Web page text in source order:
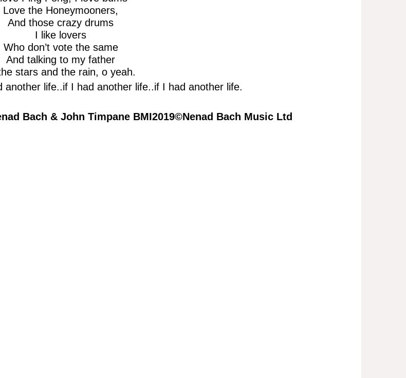
Love the Honeymooners,
And those crazy drums
I like lovers
Who don’t vote the same
And talking to my father
stars and the rain, o yeah.
another life..if I had another life..if I had another life.
Bach & John Timpane BMI2019©Nenad Bach Music Ltd